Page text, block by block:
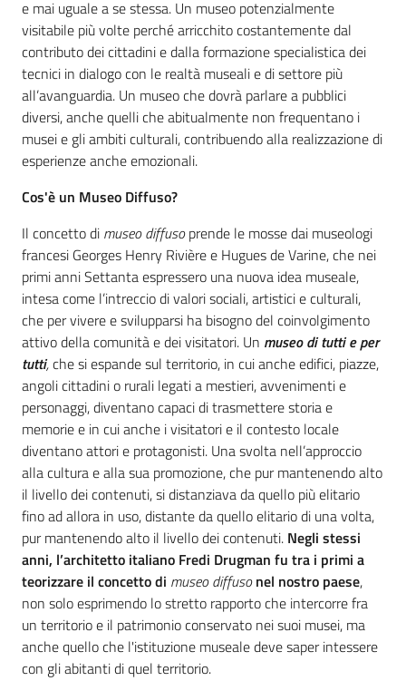
Contatti
e
orari
Seguici
su
e mai uguale a se stessa. Un museo potenzialmente
visitabile più volte perché arricchito costantemente dal
contributo dei cittadini e dalla formazione specialistica dei
tecnici in dialogo con le realtà museali e di settore più
all’avanguardia. Un museo che dovrà parlare a pubblici
diversi, anche quelli che abitualmente non frequentano i
musei e gli ambiti culturali, contribuendo alla realizzazione di
esperienze anche emozionali.
Cos'è un Museo Diffuso?
Il concetto di museo diffusoprende le mosse dai museologi
francesi Georges Henry Rivière e Hugues de Varine, che nei
primi anni Settanta espressero una nuova idea museale,
intesa come l’intreccio di valori sociali, artistici e culturali,
che per vivere e svilupparsi ha bisogno del coinvolgimento
attivo della comunità e dei visitatori. Un museo di tutti e per
tutti,che si espande sul territorio, in cui anche edifici, piazze,
angoli cittadini o rurali legati a mestieri, avvenimenti e
personaggi, diventano capaci di trasmettere storia e
memorie e in cui anche i visitatori e il contesto locale
diventano attori e protagonisti. Una svolta nell’approccio
alla cultura e alla sua promozione, che pur mantenendo alto
il livello dei contenuti, si distanziava da quello più elitario
fino ad allora in uso, distante da quello elitario di una volta,
pur mantenendo alto il livello dei contenuti. Negli stessi
anni, l’architetto italiano Fredi Drugman fu tra i primi a
teorizzare il concetto di museo diffusonel nostro paese,
non solo esprimendo lo stretto rapporto che intercorre fra
un territorio e il patrimonio conservato nei suoi musei, ma
anche quello che l'istituzione museale deve saper intessere
con gli abitanti di quel territorio.